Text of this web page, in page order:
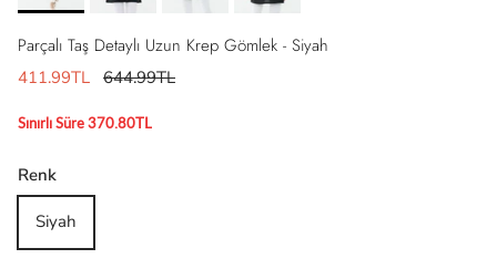
Parçalı Taş Detaylı Uzun Krep Gömlek - Siyah
411.99TL 644.99TL
Sınırlı Süre 370.80TL
Renk
Siyah